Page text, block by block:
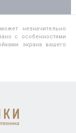
незначительно
с особенностями
экрана вашего